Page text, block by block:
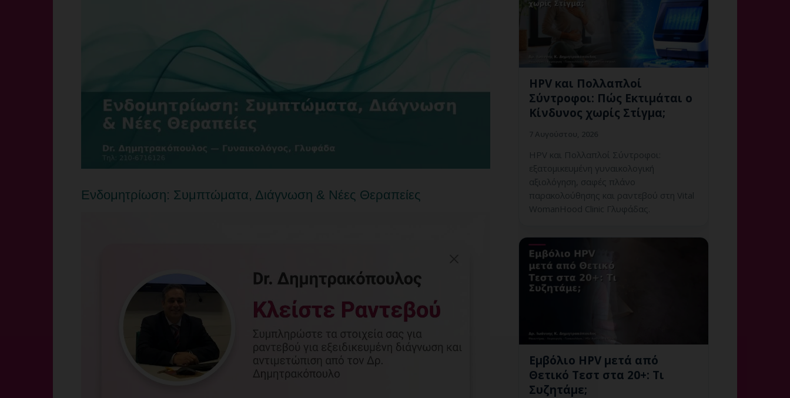
Ενδομητρίωση: Συμπτώματα, Διάγνωση & Νέες Θεραπείες
HPV και Πολλαπλοί
Σύντροφοι: Πώς Εκτιμάται ο
Κίνδυνος χωρίς Στίγμα;
HPV και Πολλαπλοί Σύντροφοι:
εξατομικευμένη γυναικολογική
αξιολόγηση, σαφές πλάνο
παρακολούθησης και ραντεβού στη Vital
WomanHood Clinic Γλυφάδας.
Εμβόλιο HPV μετά από
Θετικό Τεστ στα 20+: Τι
Συζητάμε;